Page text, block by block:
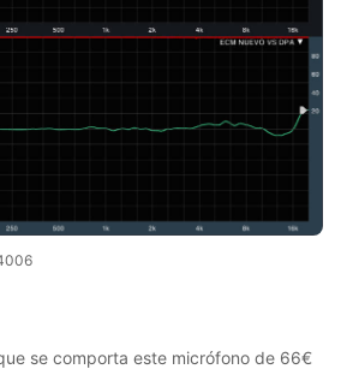
se comporta este micrófono de 66€